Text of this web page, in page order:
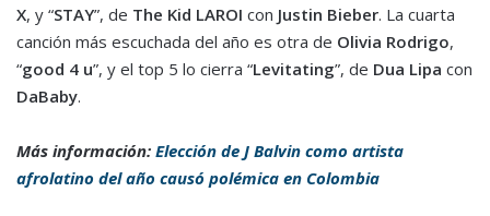
X, y “STAY”, de The Kid LAROI con Justin Bieber. La cuarta
canción más escuchada del año es otra de Olivia Rodrigo,
“good 4 u”, y el top 5 lo cierra “Levitating”, de Dua Lipa con
DaBaby.
Más información: Elección de J Balvin como artista
afrolatino del año causó polémica en Colombia